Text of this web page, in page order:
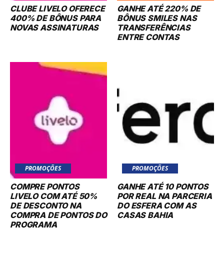
CLUBE LIVELO OFERECE
400% DE BÔNUS PARA
NOVAS ASSINATURAS
GANHE ATÉ 220% DE
BÔNUS SMILES NAS
TRANSFERÊNCIAS
ENTRE CONTAS
PROMOÇÕES
COMPRE PONTOS
LIVELO COM ATÉ 50%
DE DESCONTO NA
COMPRA DE PONTOS DO
PROGRAMA
PROMOÇÕES
GANHE ATÉ 10 PONTOS
POR REAL NA PARCERIA
DO ESFERA COM AS
CASAS BAHIA